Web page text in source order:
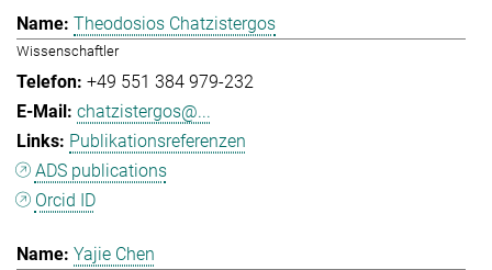
Theodosios Chatzistergos
Wissenschaftler
+49 551 384 979-232
chatzistergos@...
Publikationsreferenzen
ADS publications
Orcid ID
Yajie Chen